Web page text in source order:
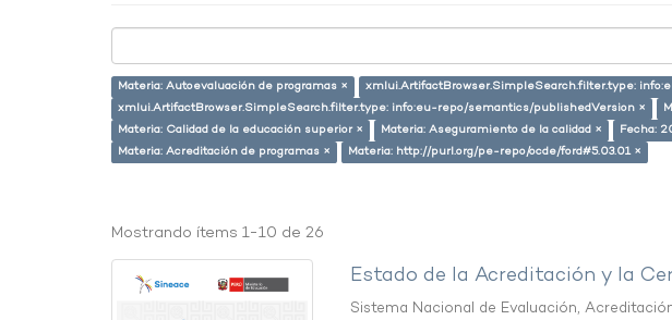
Materia: Autoevaluación de programas × xmlui.ArtifactBrowser.SimpleSearch.filter.type:
xmlui.ArtifactBrowser.SimpleSearch.filter.type: info:eu-repo/semantics/publishedVersion ×
Materia: Calidad de la educación superior ×
Materia: Aseguramiento de la calidad × Fecha:
Materia: Acreditación de programas ×
Materia: http://purl.org/pe-repo/ocde/ford#5.03.01 ×
Mostrando ítems 1-10 de 26
Estado de la Acreditación y la
Sistema Nacional de Evaluación,